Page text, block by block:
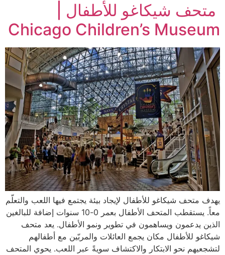
متحف شيكاغو للأطفال |
Chicago Children’s Museum
يهدف متحف شيكاغو للأطفال لإيجاد بيئة يجتمع فيها اللعب والتعلّم
معاً. يستقطب المتحف الأطفال بعمر 0-10 سنوات إضافة للبالغين
الذين يدعمون ويساهمون في تطوير ونمو الأطفال. يعد متحف
شيكاغو للأطفال مكان يجمع العائلات والمربّين مع أطفالهم
لتشجعيهم نحو الابتكار والاكتشاف سويةً عبر اللعب. يحوي المتحف